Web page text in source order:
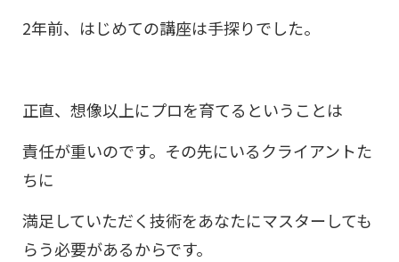
2年前、はじめての講座は手探りでした。
正直、想像以上にプロを育てるということは
責任が重いのです。その先にいるクライアントた
ちに
満足していただく技術をあなたにマスターしても
らう必要があるからです。